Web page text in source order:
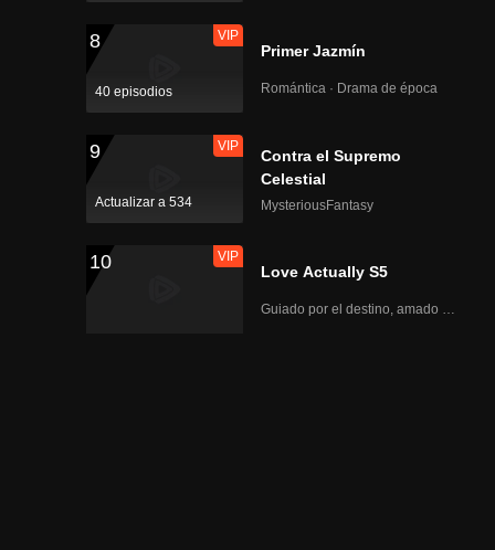
8
40 episodios
VIP
Primer Jazmín
Romántica · Drama de época
9
Actualizar a 534
VIP
Contra el Supremo
Celestial
MysteriousFantasy
10 VIP
Love Actually S5
Guiado por el destino, amado con el corazón.